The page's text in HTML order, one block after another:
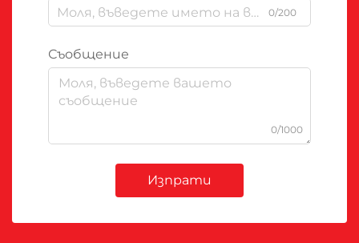
0/200
Съобщение
0/1000
Изпрати